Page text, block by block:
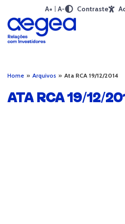
A+ A- Contraste
Home » Arquivos » Ata RCA 19/12/2014
ATA RCA 19/12/